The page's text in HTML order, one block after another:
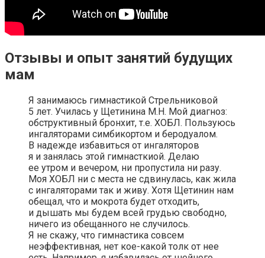
Отзывы и опыт занятий будущих
мам
Я занимаюсь гимнастикой Стрельниковой
5 лет. Училась у Щетинина М.Н. Мой диагноз:
обструктивный бронхит, т.е. ХОБЛ. Пользуюсь
ингаляторами симбикортом и беродуалом.
В надежде избавиться от ингаляторов
я и занялась этой гимнасткиой. Делаю
ее утром и вечером, ни пропустила ни разу.
Моя ХОБЛ ни с места не сдвинулась, как жила
с ингаляторами так и живу. Хотя Щетинин нам
обещал, что и мокрота будет отходить,
и дышать мы будем всей грудью свободно,
ничего из обещанного не случилось.
Я не скажу, что гимнастика совсем
неэффективная, нет кое-какой толк от нее